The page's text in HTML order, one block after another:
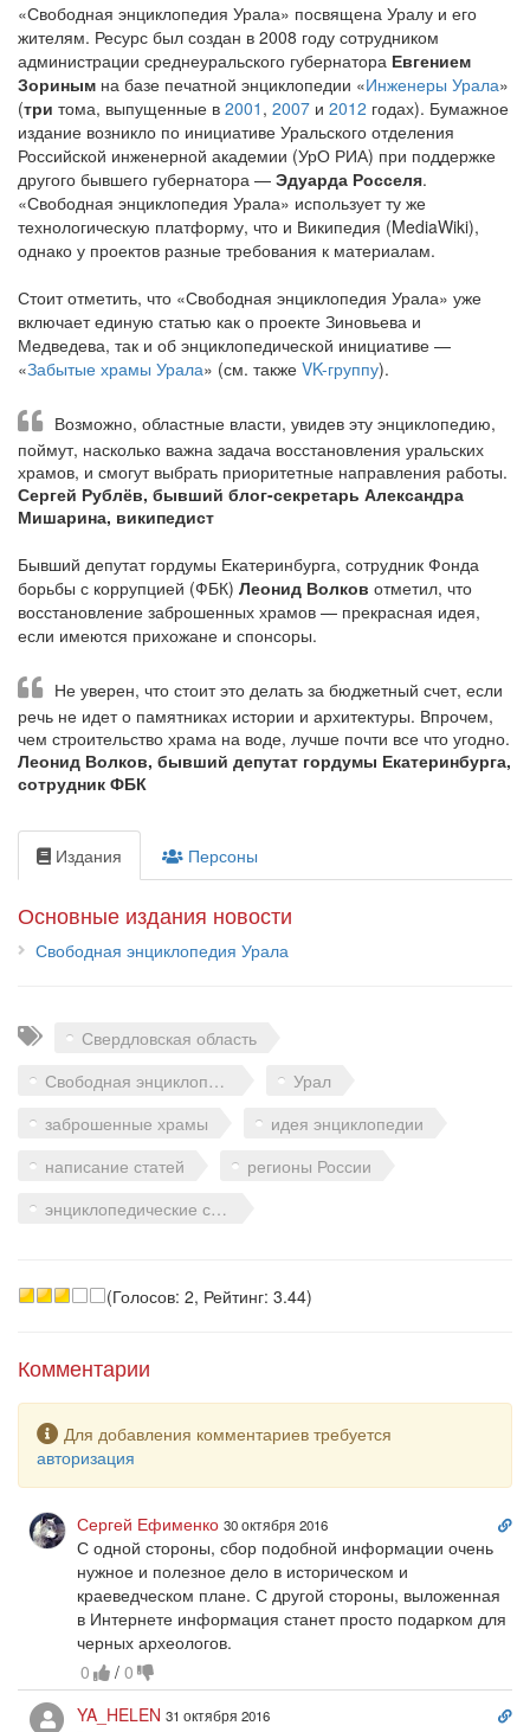
«Свободная энциклопедия Урала» посвящена Уралу и его
жителям. Ресурс был создан в 2008 году сотрудником
администрации среднеуральского губернатора Евгением
Зориным на базе печатной энциклопедии «Инженеры Урала»
(три тома, выпущенные в 2001 , 2007 и 2012 годах). Бумажное
издание возникло по инициативе Уральского отделения
Российской инженерной академии (УрО РИА) при поддержке
другого бывшего губернатора — Эдуарда Росселя.
«Свободная энциклопедия Урала» использует ту же
технологическую платформу, что и Википедия (MediaWiki),
однако у проектов разные требования к материалам.
Стоит отметить, что «Свободная энциклопедия Урала» уже
включает единую статью как о проекте Зиновьева и
Медведева, так и об энциклопедической инициативе —
«Забытые храмы Урала» (см. также VK-группу).
Возможно, областные власти, увидев эту энциклопедию,
поймут, насколько важна задача восстановления уральских
храмов, и смогут выбрать приоритетные направления работы.
Сергей Рублёв, бывший блог-секретарь Александра
Мишарина, википедист
Бывший депутат гордумы Екатеринбурга, сотрудник Фонда
борьбы с коррупцией (ФБК) Леонид Волков отметил, что
восстановление заброшенных храмов — прекрасная идея,
если имеются прихожане и спонсоры.
Не уверен, что стоит это делать за бюджетный счет, если
речь не идет о памятниках истории и архитектуры. Впрочем,
чем строительство храма на воде, лучше почти все что угодно.
Леонид Волков, бывший депутат гордумы Екатеринбурга,
сотрудник ФБК
Издания Персоны
Основные издания новости
Свободная энциклопедия Урала
Теги Свердловская область
Свободная энциклопедия Урала
Урал
заброшенные храмы
идея энциклопедии
написание статей
регионы России
энциклопедические статьи
(Голосов: 2, Рейтинг: 3.44)
Комментарии
Предупреждение
Для добавления комментариев требуется
авторизация
Сергей Ефименко 30 октября 2016
С одной стороны, сбор подобной информации очень
нужное и полезное дело в историческом и
краеведческом плане. С другой стороны, выложенная
в Интернете информация станет просто подарком для
черных археологов.
0
/ 0
YA_HELEN 31 октября 2016